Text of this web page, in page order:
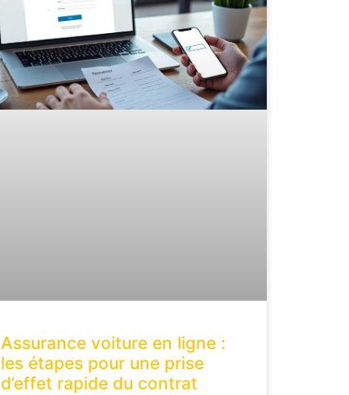
Assurance voiture en ligne :
les étapes pour une prise
d’effet rapide du contrat